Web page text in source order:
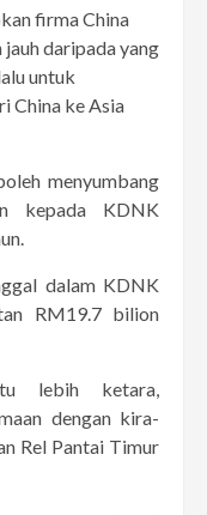
firma China
daripada yang
untuk
China ke Asia
menyumbang
kepada KDNK
dalam KDNK
RM19.7 bilion
lebih ketara,
dengan kira-
Rel Pantai Timur